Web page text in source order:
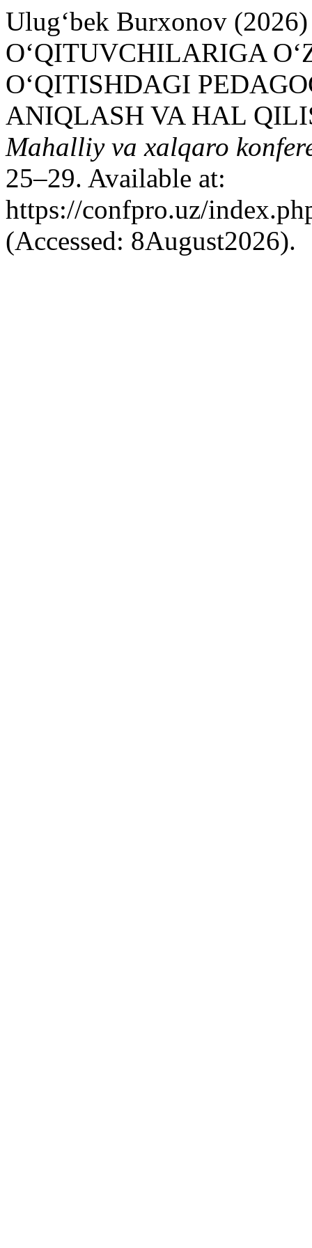
Ulug‘bek Burxonov
O‘QITUVCHILARIGA
O‘QITISHDAGI
ANIQLASH VA HAL
Mahalliy va xalqaro
25–29. Available at:
https://confpro.uz/
(Accessed: 8August2026).